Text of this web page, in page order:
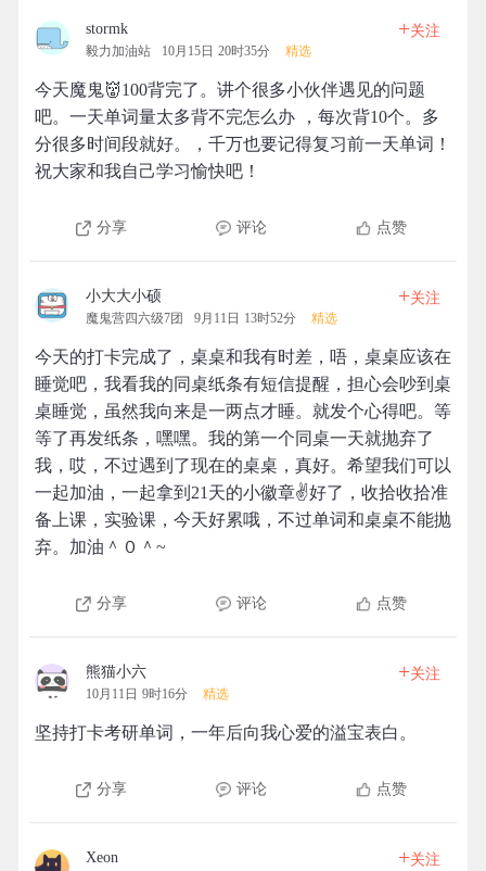
stormk
毅力加油站 10月15日 20时35分 精选
+关注
今天魔鬼👹100背完了。讲个很多小伙伴遇见的问题
吧。一天单词量太多背不完怎么办 ，每次背10个。多
分很多时间段就好。，千万也要记得复习前一天单词！
祝大家和我自己学习愉快吧！
分享 评论 点赞
小大大小硕
魔鬼营四六级7团 9月11日 13时52分 精选
+关注
今天的打卡完成了，桌桌和我有时差，唔，桌桌应该在
睡觉吧，我看我的同桌纸条有短信提醒，担心会吵到桌
桌睡觉，虽然我向来是一两点才睡。就发个心得吧。等
等了再发纸条，嘿嘿。我的第一个同桌一天就抛弃了
我，哎，不过遇到了现在的桌桌，真好。希望我们可以
一起加油，一起拿到21天的小徽章✌好了，收拾收拾准
备上课，实验课，今天好累哦，不过单词和桌桌不能抛
弃。加油＾０＾~
分享 评论 点赞
熊猫小六
10月11日 9时16分 精选
+关注
坚持打卡考研单词，一年后向我心爱的溢宝表白。
分享 评论 点赞
Xeon +关注